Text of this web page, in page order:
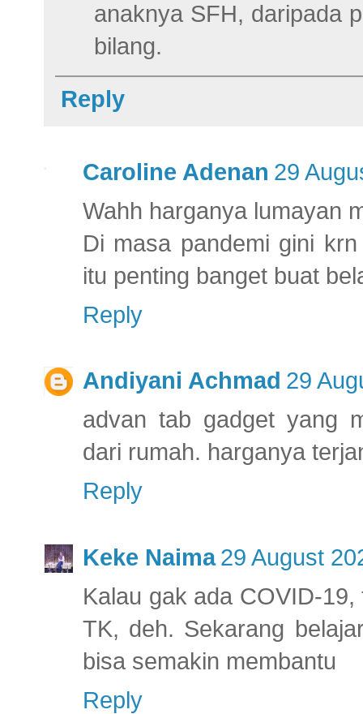
anaknya SFH, daripada
bilang.
Reply
Caroline Adenan 29
Wahh harganya lumayan
Di masa pandemi gini
itu penting banget buat
Reply
Andiyani Achmad 29
advan tab gadget yang
dari rumah. harganya
Reply
Keke Naima 29 August
Kalau gak ada COVID-
TK, deh. Sekarang
bisa semakin membantu
Reply